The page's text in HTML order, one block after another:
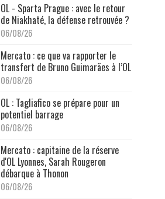
OL - Sparta Prague : avec le retour
de Niakhaté, la défense retrouvée ?
06/08/26
Mercato : ce que va rapporter le
transfert de Bruno Guimarães à l’OL
06/08/26
OL : Tagliafico se prépare pour un
potentiel barrage
06/08/26
Mercato : capitaine de la réserve
d'OL Lyonnes, Sarah Rougeron
débarque à Thonon
06/08/26